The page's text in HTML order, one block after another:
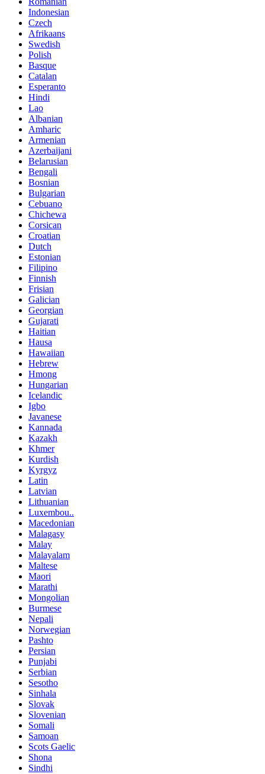
Indonesian
Czech
Afrikaans
Swedish
Polish
Basque
Catalan
Esperanto
Hindi
Lao
Albanian
Amharic
Armenian
Azerbaijani
Belarusian
Bengali
Bosnian
Bulgarian
Cebuano
Chichewa
Corsican
Croatian
Dutch
Estonian
Filipino
Finnish
Frisian
Galician
Georgian
Gujarati
Haitian
Hausa
Hawaiian
Hebrew
Hmong
Hungarian
Icelandic
Igbo
Javanese
Kannada
Kazakh
Khmer
Kurdish
Kyrgyz
Latin
Latvian
Lithuanian
Luxembou..
Macedonian
Malagasy
Malay
Malayalam
Maltese
Maori
Marathi
Mongolian
Burmese
Nepali
Norwegian
Pashto
Persian
Punjabi
Serbian
Sesotho
Sinhala
Slovak
Slovenian
Somali
Samoan
Scots Gaelic
Shona
Sindhi